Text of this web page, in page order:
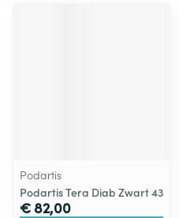
Podartis
Podartis Tera Diab Zwart 43
€ 82,00